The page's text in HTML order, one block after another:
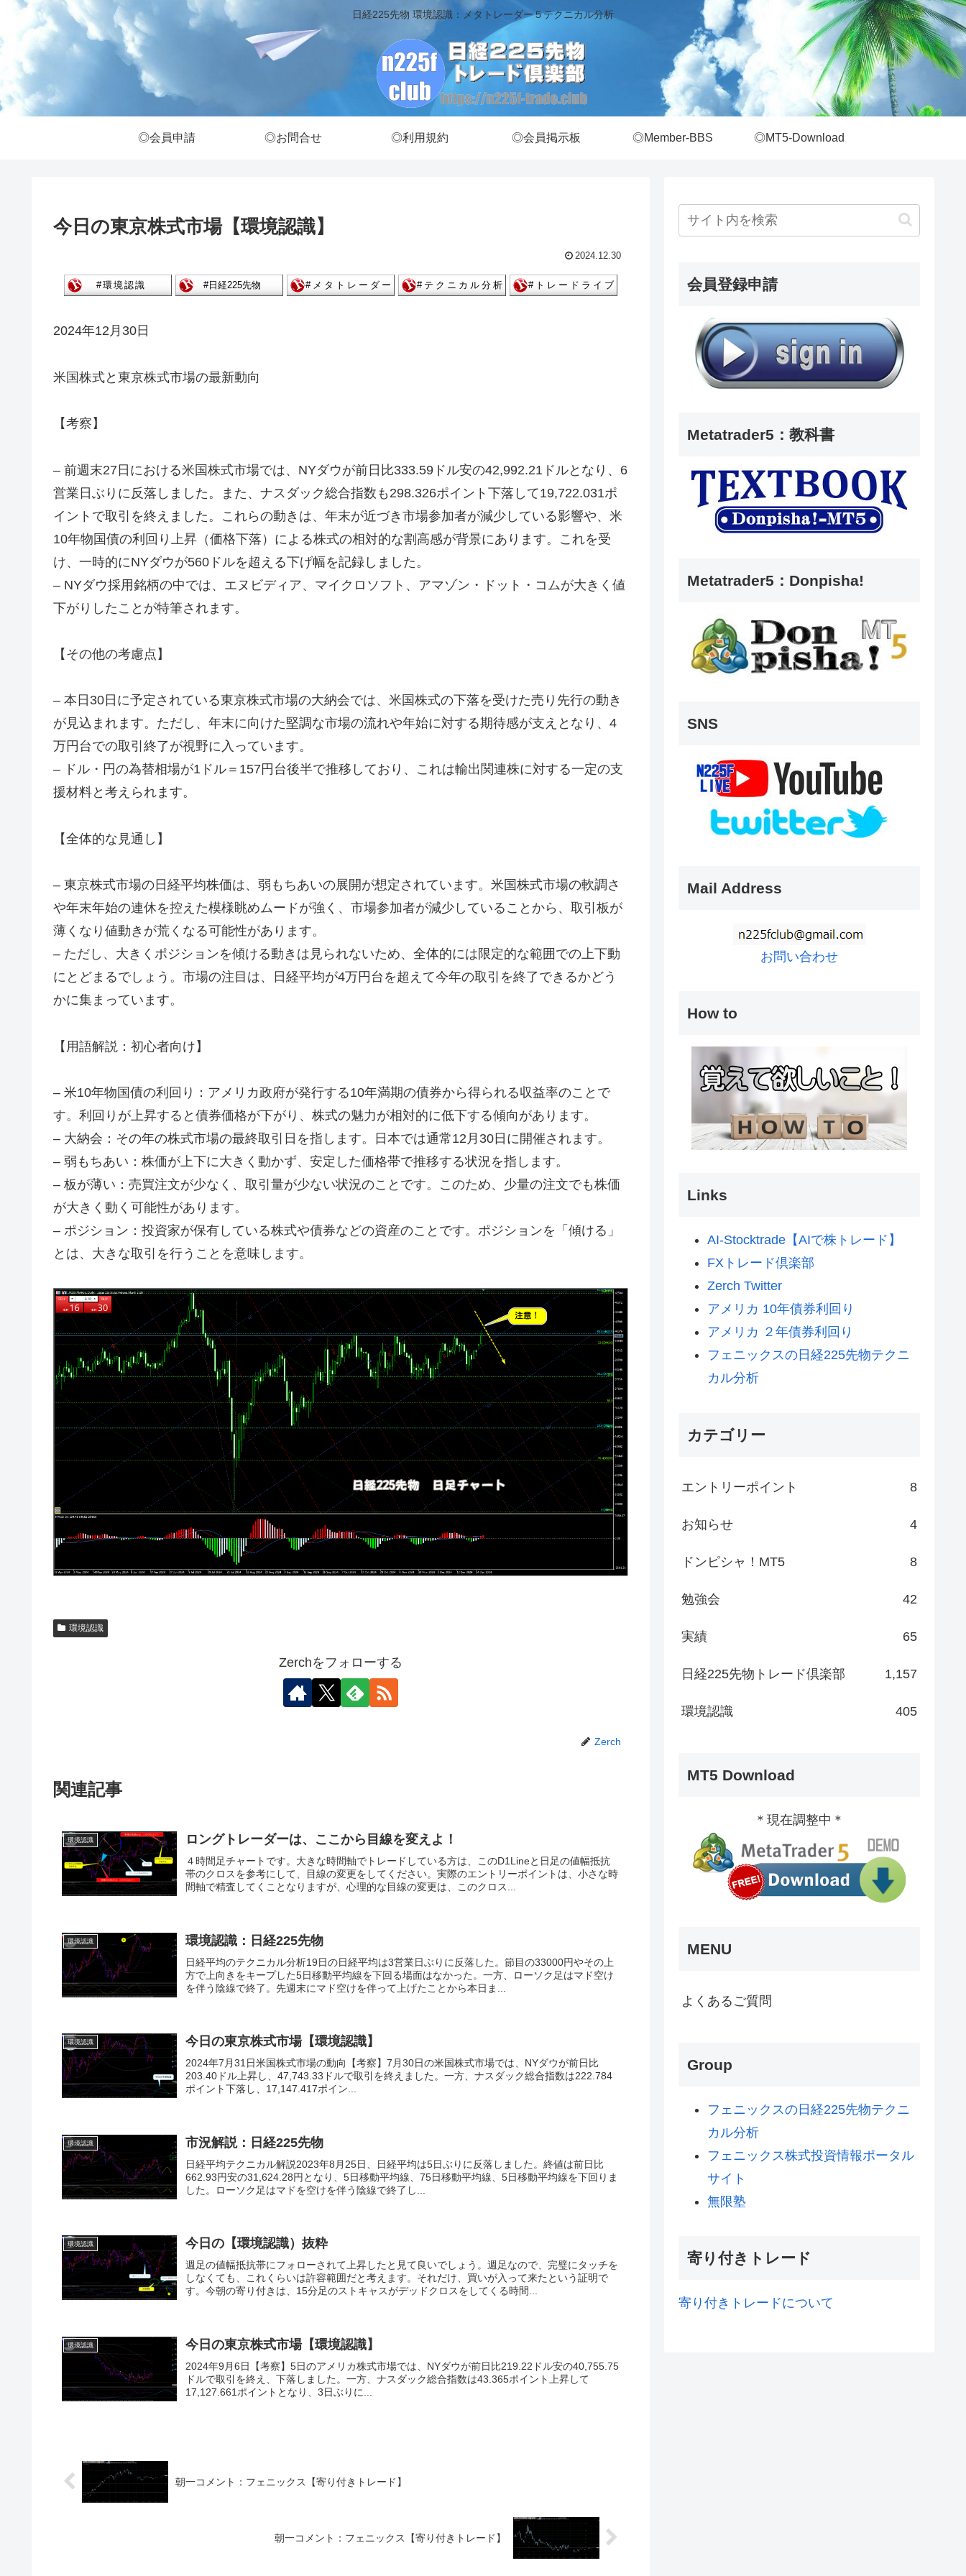
日経225先物 環境認識：メタトレーダー５テクニカル分析
◎会員申請 ◎お問合せ ◎利用規約 ◎会員掲示板 ◎Member-BBS ◎MT5-Download
今日の東京株式市場【環境認識】
2024.12.30
2024年12月30日
米国株式と東京株式市場の最新動向
【考察】
– 前週末27日における米国株式市場では、NYダウが前日比333.59ドル安の42,992.21ドルとなり、6
営業日ぶりに反落しました。また、ナスダック総合指数も298.326ポイント下落して19,722.031ポ
イントで取引を終えました。これらの動きは、年末が近づき市場参加者が減少している影響や、米
10年物国債の利回り上昇（価格下落）による株式の相対的な割高感が背景にあります。これを受
け、一時的にNYダウが560ドルを超える下げ幅を記録しました。
– NYダウ採用銘柄の中では、エヌビディア、マイクロソフト、アマゾン・ドット・コムが大きく値
下がりしたことが特筆されます。
【その他の考慮点】
– 本日30日に予定されている東京株式市場の大納会では、米国株式の下落を受けた売り先行の動き
が見込まれます。ただし、年末に向けた堅調な市場の流れや年始に対する期待感が支えとなり、4
万円台での取引終了が視野に入っています。
– ドル・円の為替相場が1ドル＝157円台後半で推移しており、これは輸出関連株に対する一定の支
援材料と考えられます。
【全体的な見通し】
– 東京株式市場の日経平均株価は、弱もちあいの展開が想定されています。米国株式市場の軟調さ
や年末年始の連休を控えた模様眺めムードが強く、市場参加者が減少していることから、取引板が
薄くなり値動きが荒くなる可能性があります。
– ただし、大きくポジションを傾ける動きは見られないため、全体的には限定的な範囲での上下動
にとどまるでしょう。市場の注目は、日経平均が4万円台を超えて今年の取引を終了できるかどう
かに集まっています。
【用語解説：初心者向け】
– 米10年物国債の利回り：アメリカ政府が発行する10年満期の債券から得られる収益率のことで
す。利回りが上昇すると債券価格が下がり、株式の魅力が相対的に低下する傾向があります。
– 大納会：その年の株式市場の最終取引日を指します。日本では通常12月30日に開催されます。
– 弱もちあい：株価が上下に大きく動かず、安定した価格帯で推移する状況を指します。
– 板が薄い：売買注文が少なく、取引量が少ない状況のことです。このため、少量の注文でも株価
が大きく動く可能性があります。
– ポジション：投資家が保有している株式や債券などの資産のことです。ポジションを「傾ける」
とは、大きな取引を行うことを意味します。
環境認識
Zerchをフォローする
Zerch
関連記事
環境認識 ロングトレーダーは、ここから目線を変えよ！
４時間足チャートです。大きな時間軸でトレードしている方は、このD1Lineと日足の値幅抵抗
帯のクロスを参考にして、目線の変更をしてください。実際のエントリーポイントは、小さな時
間軸で精査してくことなりますが、心理的な目線の変更は、このクロス...
環境認識 環境認識：日経225先物
日経平均のテクニカル分析19日の日経平均は3営業日ぶりに反落した。節目の33000円やその上
方で上向きをキープした5日移動平均線を下回る場面はなかった。一方、ローソク足はマド空け
を伴う陰線で終了。先週末にマド空けを伴って上げたことから本日ま...
環境認識 今日の東京株式市場【環境認識】
2024年7月31日米国株式市場の動向【考察】7月30日の米国株式市場では、NYダウが前日比
203.40ドル上昇し、47,743.33ドルで取引を終えました。一方、ナスダック総合指数は222.784
ポイント下落し、17,147.417ポイン...
環境認識 市況解説：日経225先物
日経平均テクニカル解説2023年8月25日、日経平均は5日ぶりに反落しました。終値は前日比
662.93円安の31,624.28円となり、5日移動平均線、75日移動平均線、5日移動平均線を下回りま
した。ローソク足はマドを空けを伴う陰線で終了し...
環境認識 今日の【環境認識）抜粋
週足の値幅抵抗帯にフォローされて上昇したと見て良いでしょう。週足なので、完璧にタッチを
しなくても、これくらいは許容範囲だと考えます。それだけ、買いが入って来たという証明で
す。今朝の寄り付きは、15分足のストキャスがデッドクロスをしてくる時間...
環境認識 今日の東京株式市場【環境認識】
2024年9月6日【考察】5日のアメリカ株式市場では、NYダウが前日比219.22ドル安の40,755.75
ドルで取引を終え、下落しました。一方、ナスダック総合指数は43.365ポイント上昇して
17,127.661ポイントとなり、3日ぶりに...
朝一コメント：フェニックス【寄り付きトレード】
朝一コメント：フェニックス【寄り付きトレード】
会員登録申請
Metatrader5：教科書
Metatrader5：Donpisha!
SNS
Mail Address
お問い合わせ
How to
Links
AI-Stocktrade【AIで株トレード】
FXトレード倶楽部
Zerch Twitter
アメリカ 10年債券利回り
アメリカ ２年債券利回り
フェニックスの日経225先物テクニ
カル分析
カテゴリー
エントリーポイント 8
お知らせ 4
ドンピシャ！MT5 8
勉強会 42
実績 65
日経225先物トレード倶楽部 1,157
環境認識 405
MT5 Download
＊現在調整中＊
MENU
よくあるご質問
Group
フェニックスの日経225先物テクニ
カル分析
フェニックス株式投資情報ポータル
サイト
無限塾
寄り付きトレード
寄り付きトレードについて